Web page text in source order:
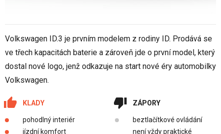
Volkswagen ID.3 je prvním modelem z rodiny ID. Prodává se
ve třech kapacitách baterie a zároveň jde o první model, který
dostal nové logo, jenž odkazuje na start nové éry automobilky
Volkswagen.
KLADY
pohodlný interiér
jízdní komfort
ZÁPORY
beztlačítkové ovládání
není vždy praktické